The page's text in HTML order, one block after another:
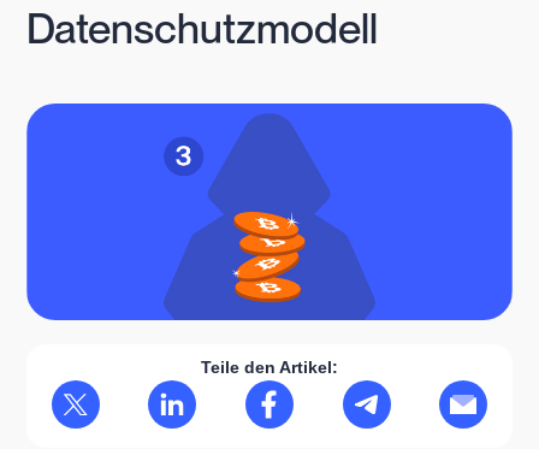
Datenschutzmodell
Teile den Artikel: